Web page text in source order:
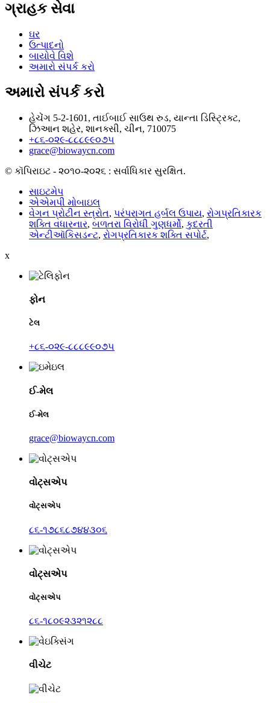
ગ્રાહક સેવા
ઘર
ઉત્પાદનો
બાયોવે વિશે
અમારો સંપર્ક કરો
અમારો સંપર્ક કરો
હેચેંગ 5-2-1601, તાઈબાઈ સાઉથ રુડ, યાન્તા ડિસ્ટ્રિક્ટ,
ઝિઆન શહેર, શાનક્સી, ચીન, 710075
+૮૬-૦૨૯-૮૮૮૯૯૦૭૫
grace@biowaycn.com
© કૉપિરાઇટ - ૨૦૧૦-૨૦૨૬ : સર્વાધિકાર સુરક્ષિત.
સાઇટમેપ
એએમપી મોબાઇલ
વેગન પ્રોટીન સ્ત્રોત, પરંપરાગત હર્બલ ઉપાય, રોગપ્રતિકારક
શક્તિ વધારનાર, બળતરા વિરોધી ગુણધર્મો, કુદરતી
એન્ટીઑકિસડન્ટ, રોગપ્રતિકારક શક્તિ સપોર્ટ,
x
ફોન
ટેલ
+૮૬-૦૨૯-૮૮૮૯૯૦૭૫
ઈ-મેલ
ઈ-મેલ
grace@biowaycn.com
વોટ્સએપ
વોટ્સએપ
૮૬-૧૭૮૬૮૭૪૪૩૦૬
વોટ્સએપ
વોટ્સએપ
૮૬-૧૮૦૯૨૩૨૧૨૮૮
વીચેટ